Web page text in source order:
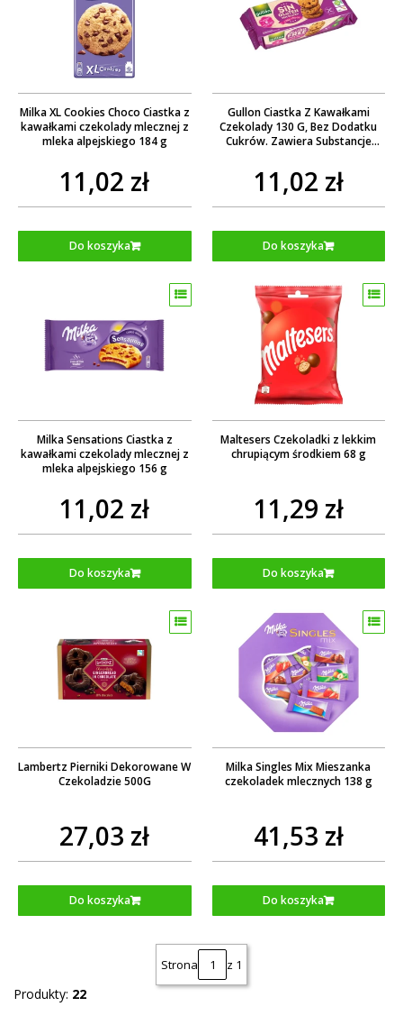
Milka XL Cookies Choco Ciastka z
kawałkami czekolady mlecznej z
mleka alpejskiego 184 g
11,02 zł
Do koszyka
Gullon Ciastka Z Kawałkami
Czekolady 130 G, Bez Dodatku
Cukrów. Zawiera Substancje
11,02 zł
Do koszyka
Milka Sensations Ciastka z
kawałkami czekolady mlecznej z
mleka alpejskiego 156 g
11,02 zł
Do koszyka
Maltesers Czekoladki z lekkim
chrupiącym środkiem 68 g
11,29 zł
Do koszyka
Lambertz Pierniki Dekorowane W
Czekoladzie 500G
27,03 zł
Do koszyka
Milka Singles Mix Mieszanka
czekoladek mlecznych 138 g
41,53 zł
Do koszyka
Strona z 1
Produkty: 22